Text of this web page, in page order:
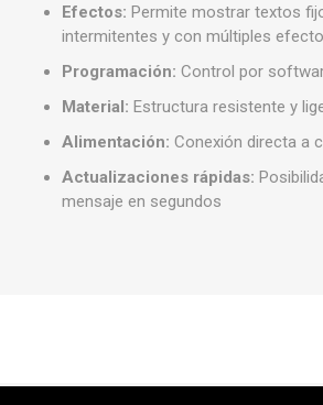
Efectos: Permite mostrar textos
intermitentes y con múltiples
Programación: Control por
Material: Estructura resistente y
Alimentación: Conexión directa a
Actualizaciones rápidas:
mensaje en segundos